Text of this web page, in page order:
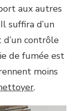
aux autres
suffira d’un
contrôle
de fumée est
moins
.